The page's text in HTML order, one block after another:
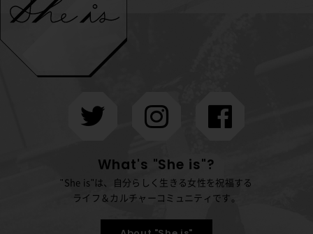
What's "She is"?
"She is"は、自分らしく生きる女性を祝福する
ライフ＆カルチャーコミュニティです。